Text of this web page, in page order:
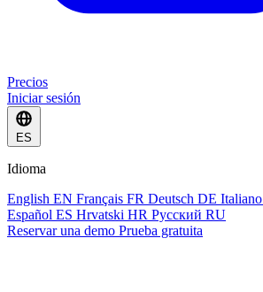
Precios
Iniciar sesión
ES
Idioma
English EN Français FR Deutsch DE Italiano
Español ES Hrvatski HR Русский RU
Reservar una demo Prueba gratuita